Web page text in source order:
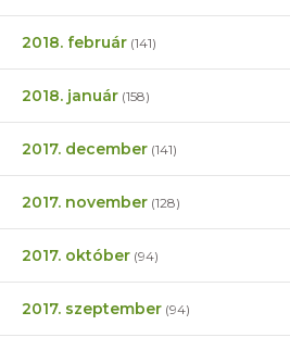
2018. február (141)
2018. január (158)
2017. december (141)
2017. november (128)
2017. október (94)
2017. szeptember (94)